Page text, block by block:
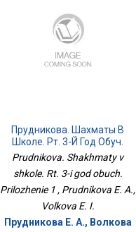
Прудникова. Шахматы В
Школе. Рт. 3-Й Год Обуч.
Приложение 1
Prudnikova. Shakhmaty v
shkole. Rt. 3-i god obuch.
Prilozhenie 1 , Prudnikova E. A.,
Volkova E. I.
Прудникова Е. А., Волкова